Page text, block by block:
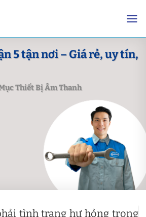
5 tận nơi – Giá rẻ, uy tín,
Thiết Bị Âm Thanh
tình trạng hư hỏng trong